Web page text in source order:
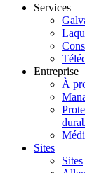
Services
Entreprise
À
Sites
Sites